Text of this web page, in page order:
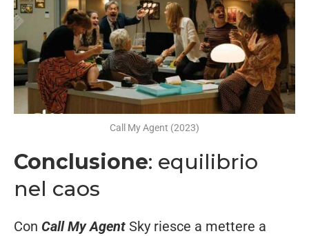
Call My Agent (2023)
Conclusione: equilibrio
nel caos
Con Call My Agent Sky riesce a mettere a